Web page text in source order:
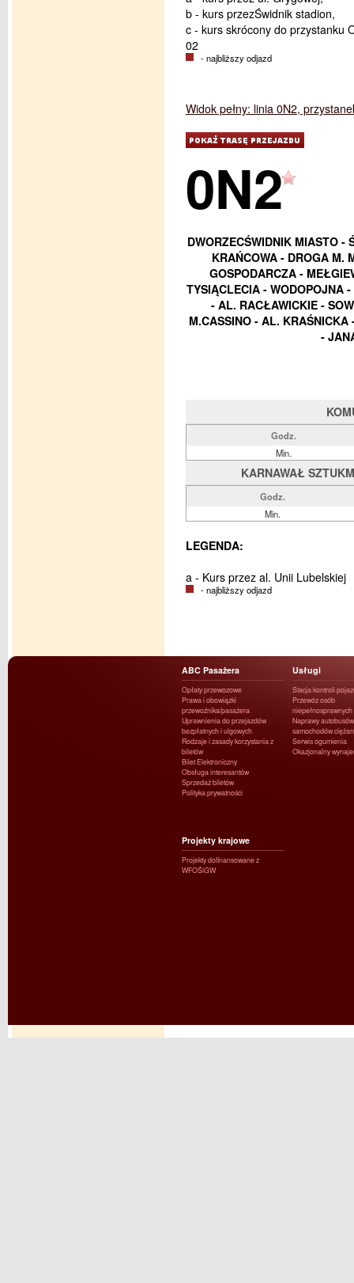
b - kurs przezŚwidnik stadion,
c - kurs skrócony do przystanku
02
- najbliższy odjazd
Widok pełny: linia 0N2,
0N2
DWORZECŚWIDNIK MIASTO -
KRAŃCOWA - DROGA M.
GOSPODARCZA -
TYSIĄCLECIA - WODOPOJNA
- AL. RACŁAWICKIE -
M.CASSINO - AL.
-
Godz.
Min.
KARNAWAŁ
Godz.
Min.
LEGENDA:
a - Kurs przez al. Unii Lubelskiej
- najbliższy odjazd
ABC Pasażera
Opłaty przewozowe
Prawa i obowiązki
przewoźnika/pasażera
Uprawnienia do przejazdów
bezpłatnych i ulgowych
Rodzaje i zasady korzystania z
biletów
Bilet Elektroniczny
Obsługa interesantów
Sprzedaż biletów
Polityka prywatności
Usługi
Stacja kontroli
Przewóz osób
niepełnosprawnych
Naprawy
samochodów
Serwis ogumienia
Okazjonalny
Projekty krajowe
Projekty dofinansowane z
WFOŚiGW